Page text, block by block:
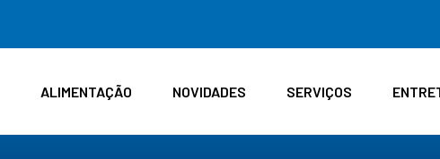
ALIMENTAÇÃO NOVIDADES SERVIÇOS